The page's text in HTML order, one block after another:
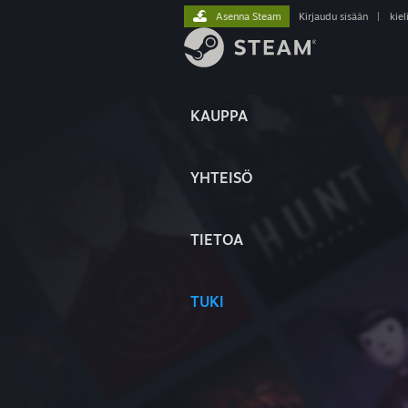
KAUPPA
YHTEISÖ
TIETOA
TUKI
Asenna Steam Kirjaudu sisään kieli